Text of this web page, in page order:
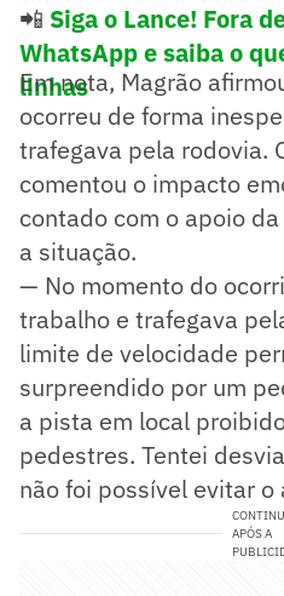
📲 Siga o Lance! Fora
WhatsApp e saiba o
linhas
Em nota, Magrão
ocorreu de forma
trafegava pela rodovia.
comentou o impacto
contado com o apoio
a situação.
— No momento do
trabalho e trafegava
limite de velocidade
surpreendido por um
a pista em local
pedestres. Tentei
não foi possível evitar
APÓS A